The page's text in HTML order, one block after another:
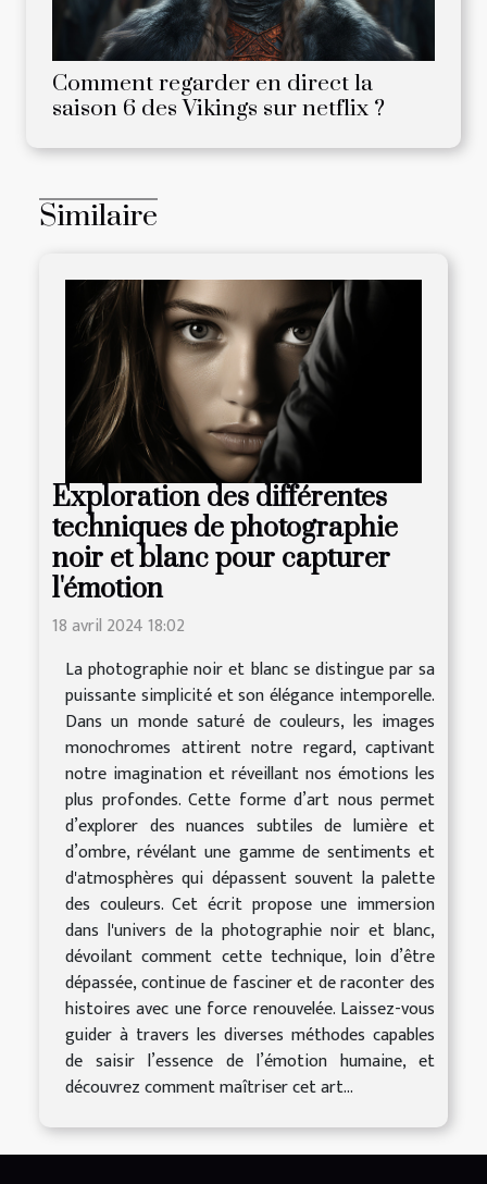
Comment regarder en direct la
saison 6 des Vikings sur netflix ?
Similaire
Exploration des différentes
techniques de photographie
noir et blanc pour capturer
l'émotion
18 avril 2024 18:02
La photographie noir et blanc se distingue par sa
puissante simplicité et son élégance intemporelle.
Dans un monde saturé de couleurs, les images
monochromes attirent notre regard, captivant
notre imagination et réveillant nos émotions les
plus profondes. Cette forme d’art nous permet
d’explorer des nuances subtiles de lumière et
d’ombre, révélant une gamme de sentiments et
d'atmosphères qui dépassent souvent la palette
des couleurs. Cet écrit propose une immersion
dans l'univers de la photographie noir et blanc,
dévoilant comment cette technique, loin d’être
dépassée, continue de fasciner et de raconter des
histoires avec une force renouvelée. Laissez-vous
guider à travers les diverses méthodes capables
de saisir l’essence de l’émotion humaine, et
découvrez comment maîtriser cet art...